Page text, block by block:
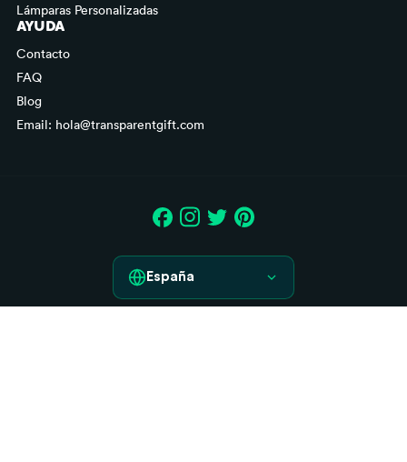
Lámparas Personalizadas
AYUDA
Contacto
FAQ
Blog
Email: hola@transparentgift.com
España